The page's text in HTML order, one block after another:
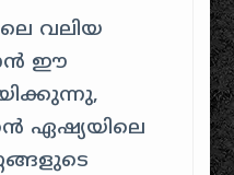
വലിയ
ഈ
ഏഷ്യയിലെ